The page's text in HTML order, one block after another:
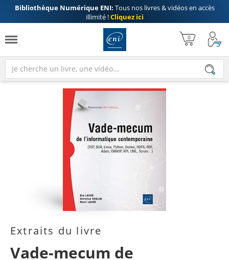
Bibliothèque Numérique ENI: Tous nos livres & vidéos en accès
illimité !Cliquez ici
Extraits du livre
Vade-mecum de